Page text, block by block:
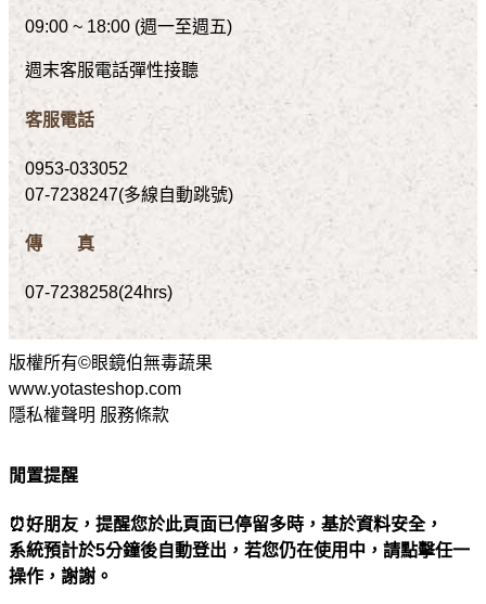
09:00 ~ 18:00 (週一至週五)
週末客服電話彈性接聽
客服電話
0953-033052
07-7238247(多線自動跳號)
傳 真
07-7238258(24hrs)
版權所有©眼鏡伯無毒蔬果
www.yotasteshop.com
隱私權聲明 服務條款
閒置提醒
⏰好朋友，提醒您於此頁面已停留多時，基於資料安全，
系統預計於5分鐘後自動登出，若您仍在使用中，請點擊任一
操作，謝謝。